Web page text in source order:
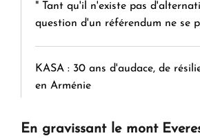
" Tant qu'il n'existe pas
question d'un référendum ne se
KASA : 30 ans d'audace, de
en Arménie
Le premier hôtel Hyatt Regency
En gravissant le mont